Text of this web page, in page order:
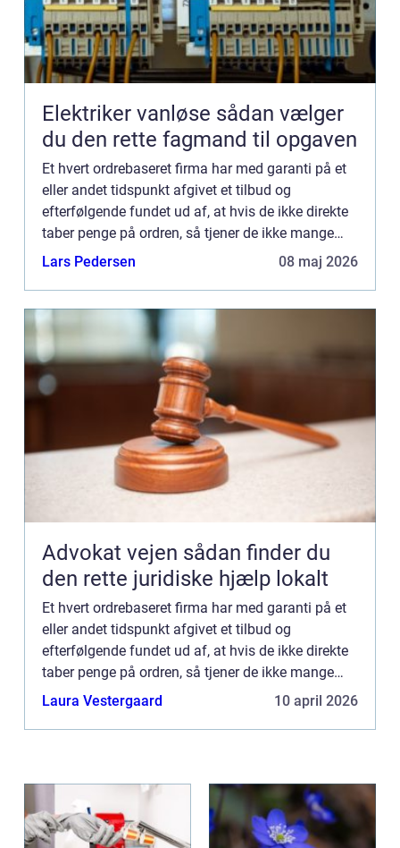
Elektriker vanløse sådan vælger
du den rette fagmand til opgaven
Et hvert ordrebaseret firma har med garanti på et
eller andet tidspunkt afgivet et tilbud og
efterfølgende fundet ud af, at hvis de ikke direkte
taber penge på ordren, så tjener de ikke mange
penge på ordren. De fleste har sikkert også prøvet
Lars Pedersen 08 maj 2026
Advokat vejen sådan finder du
den rette juridiske hjælp lokalt
Et hvert ordrebaseret firma har med garanti på et
eller andet tidspunkt afgivet et tilbud og
efterfølgende fundet ud af, at hvis de ikke direkte
taber penge på ordren, så tjener de ikke mange
penge på ordren. De fleste har sikkert også prøvet
Laura Vestergaard 10 april 2026